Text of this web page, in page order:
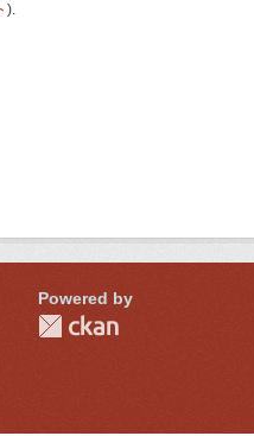
).
Powered by